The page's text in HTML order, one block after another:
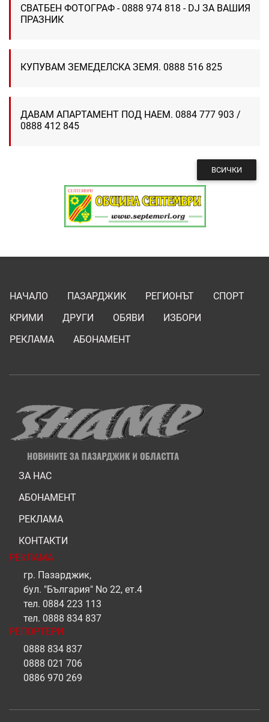
СВАТБЕН ФОТОГРАФ - 0888 974 818 - DJ ЗА ВАШИЯ
ПРАЗНИК
КУПУВАМ ЗЕМЕДЕЛСКА ЗЕМЯ. 0888 516 825
ДАВАМ АПАРТАМЕНТ ПОД НАЕМ. 0884 777 903 /
0888 412 845
ВСИЧКИ
НАЧАЛО ПАЗАРДЖИК РЕГИОНЪТ
СПОРТ
КРИМИ
ДРУГИ ОБЯВИ
ИЗБОРИ
РЕКЛАМА
АБОНАМЕНТ
ЗА НАС
АБОНАМЕНТ
РЕКЛАМА
КОНТАКТИ
РЕКЛАМА
гр. Пазарджик,
бул. "България" No 22, ет.4
тел. 0884 223 113
тел. 0888 834 837
РЕПОРТЕРИ
0888 834 837
0888 021 706
0886 970 269